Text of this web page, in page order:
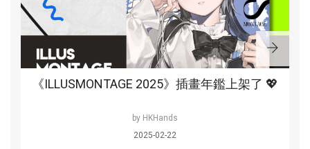
《ILLUSMONTAGE 2025》插畫年鑑上架了 💖
by HKHands
2025-02-22